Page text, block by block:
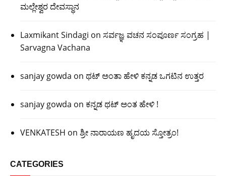
ಮಲ್ಲೇಶ್ವರ ದೇವಸ್ಥಾನ
Laxmikant Sindagi on ಸರ್ವಜ್ಞ ವಚನ ಸಂಪೂರ್ಣ ಸಂಗ್ರಹ |
Sarvagna Vachana
sanjay gowda on ಥಟ್ ಅಂತಾ ಹೇಳಿ ಕನ್ನಡ ಒಗಟಿನ ಉತ್ತರ
sanjay gowda on ಕನ್ನಡ ಥಟ್ ಅಂತ ಹೇಳಿ !
VENKATESH on ಶ್ರೀ ನಾರಾಯಣ ಹೃದಯ ಸ್ತೋತ್ರಂ!
CATEGORIES